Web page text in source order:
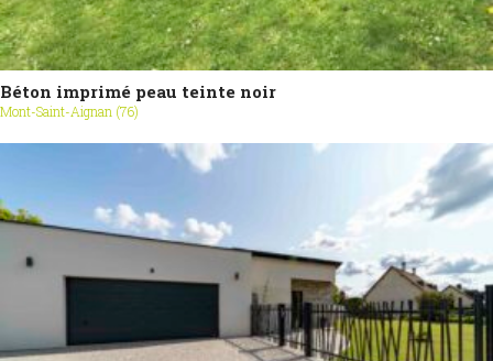
Béton imprimé peau teinte noir
Mont-Saint-Aignan (76)